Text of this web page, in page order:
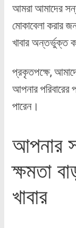
আমরা আমাদের
মোকাবেলা করার
খাবার অন্তর্ভুক্ত
প্রকৃতপক্ষে,
আপনার পরিবারের
পারেন।
আপনার
ক্ষমতা
খাবার